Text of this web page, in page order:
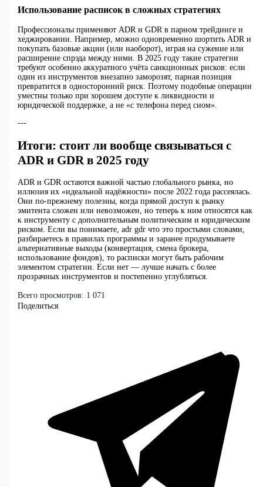
Использование расписок в сложных стратегиях
Профессионалы применяют ADR и GDR в парном трейдинге и
хеджировании. Например, можно одновременно шортить ADR и
покупать базовые акции (или наоборот), играя на сужение или
расширение спрэда между ними. В 2025 году такие стратегии
требуют особенно аккуратного учёта санкционных рисков: если
один из инструментов внезапно заморозят, парная позиция
превратится в односторонний риск. Поэтому подобные операции
уместны только при хорошем доступе к ликвидности и
юридической поддержке, а не «с телефона перед сном».
---
Итоги: стоит ли вообще связываться с
ADR и GDR в 2025 году
ADR и GDR остаются важной частью глобального рынка, но
иллюзия их «идеальной надёжности» после 2022 года рассеялась.
Они по-прежнему полезны, когда прямой доступ к рынку
эмитента сложен или невозможен, но теперь к ним относятся как
к инструменту с дополнительным политическим и юридическим
риском. Если вы понимаете, adr gdr что это простыми словами,
разбираетесь в правилах программы и заранее продумываете
альтернативные выходы (конвертация, смена брокера,
использование фондов), то расписки могут быть рабочим
элементом стратегии. Если нет — лучше начать с более
прозрачных инструментов и постепенно углубляться.
Всего просмотров: 1 071
Поделиться